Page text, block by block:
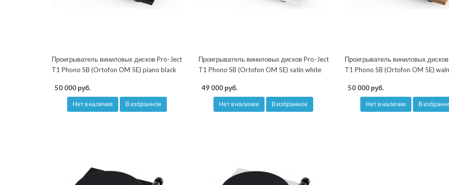
Проигрыватель виниловых дисков Pro-Ject
T1 Phono SB (Ortofon OM 5E) piano black
50 000 руб.
Нет в наличии В избранное
Проигрыватель виниловых дисков Pro-Ject
T1 Phono SB (Ortofon OM 5E) satin white
49 000 руб.
Нет в наличии В избранное
Проигрыватель виниловых
T1 Phono SB (Ortofon OM 5E)
50 000 руб.
Нет в наличии В